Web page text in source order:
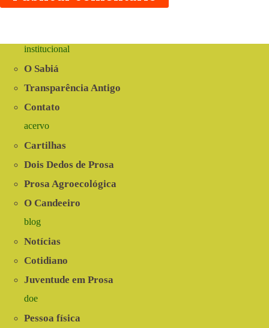
institucional
O Sabiá
Transparência Antigo
Contato
acervo
Cartilhas
Dois Dedos de Prosa
Prosa Agroecológica
O Candeeiro
blog
Notícias
Cotidiano
Juventude em Prosa
doe
Pessoa física